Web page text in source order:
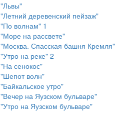
"Львы"
"Летний деревенский пейзаж"
"По волнам" 1
"Море на рассвете"
"Москва. Спасская башня Кремля"
"Утро на реке" 2
"На сенокос"
"Шепот волн"
"Байкальское утро"
"Вечер на Яузском бульваре"
"Утро на Яузском бульваре"